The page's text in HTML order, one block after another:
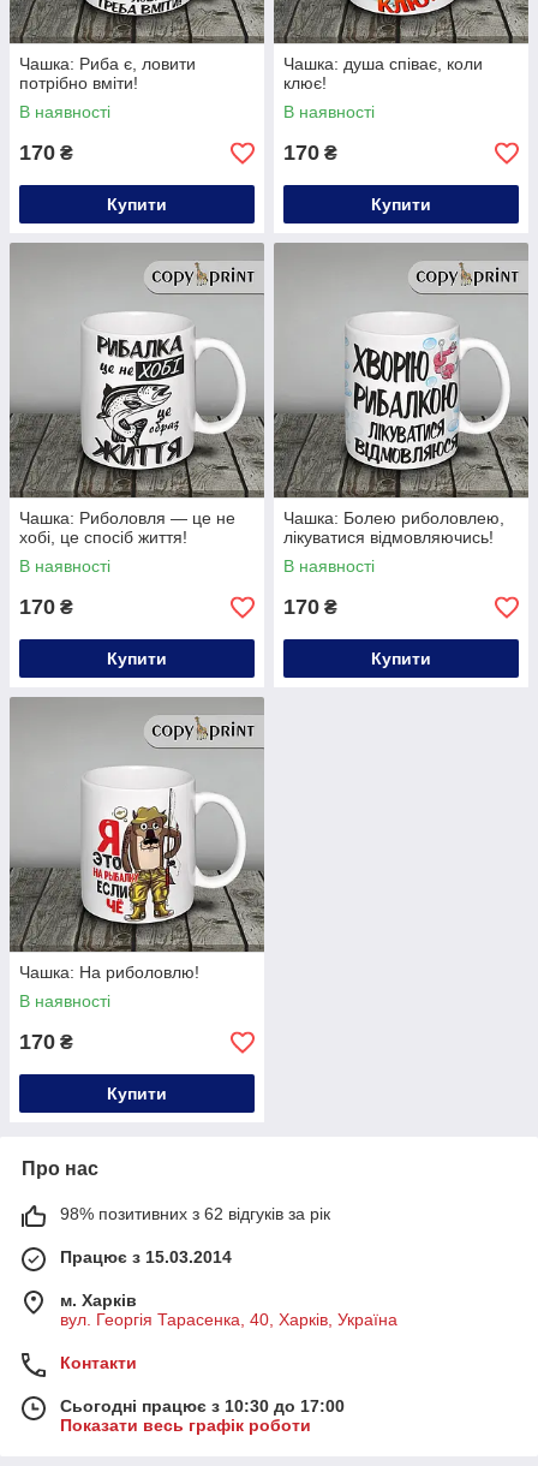
Чашка: Риба є, ловити
потрібно вміти!
В наявності
170 ₴
Купити
Чашка: душа співає, коли
клює!
В наявності
170 ₴
Купити
Чашка: Риболовля — це не
хобі, це спосіб життя!
В наявності
170 ₴
Купити
Чашка: Болею риболовлею,
лікуватися відмовляючись!
В наявності
170 ₴
Купити
Чашка: На риболовлю!
В наявності
170 ₴
Купити
Про нас
98% позитивних з 62 відгуків за рік
Працює з 15.03.2014
м. Харків
вул. Георгія Тарасенка, 40, Харків, Україна
Контакти
Сьогодні працює з 10:30 до 17:00
Показати весь графік роботи